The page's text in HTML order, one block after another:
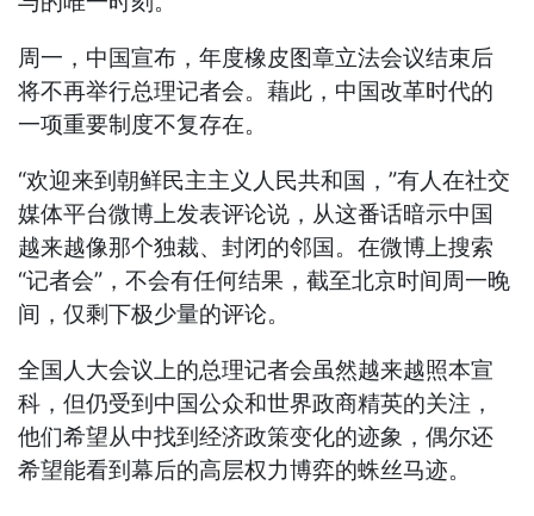
周一，中国宣布，年度橡皮图章立法会议结束后
将不再举行总理记者会。藉此，中国改革时代的
一项重要制度不复存在。
“欢迎来到朝鲜民主主义人民共和国，”有人在社交
媒体平台微博上发表评论说，从这番话暗示中国
越来越像那个独裁、封闭的邻国。在微博上搜索
“记者会”，不会有任何结果，截至北京时间周一晚
间，仅剩下极少量的评论。
全国人大会议上的总理记者会虽然越来越照本宣
科，但仍受到中国公众和世界政商精英的关注，
他们希望从中找到经济政策变化的迹象，偶尔还
希望能看到幕后的高层权力博弈的蛛丝马迹。